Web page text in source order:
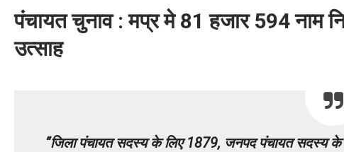
पंचायत चुनाव : मप्र मे 81 हजार 594 नाम
उत्साह
“जिला पंचायत सदस्य के लिए 1879, जनपद पंचायत सदस्य